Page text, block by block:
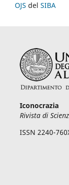
OJS del SIBA
Iconocrazia
Rivista di
ISSN 2240-